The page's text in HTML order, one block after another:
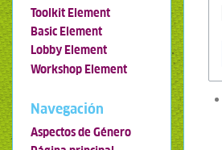
Toolkit Element
Basic Element
Lobby Element
Workshop Element
Navegación
Aspectos de Género